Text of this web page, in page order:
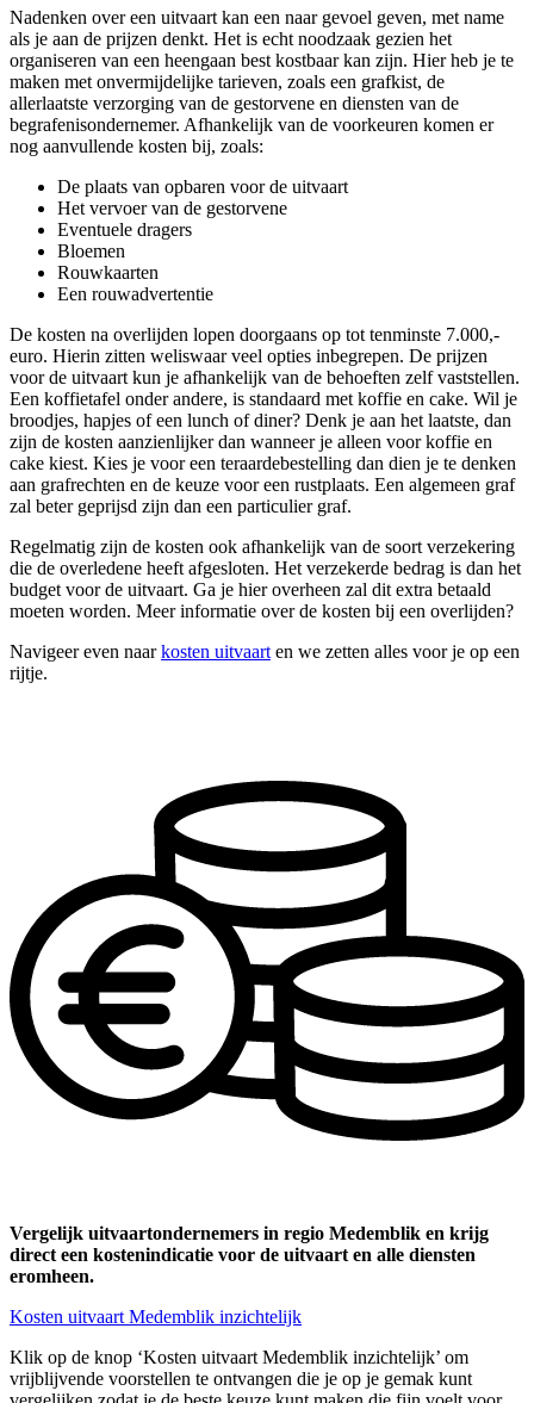
Nadenken over een uitvaart kan een naar gevoel geven, met name
als je aan de prijzen denkt. Het is echt noodzaak gezien het
organiseren van een heengaan best kostbaar kan zijn. Hier heb je te
maken met onvermijdelijke tarieven, zoals een grafkist, de
allerlaatste verzorging van de gestorvene en diensten van de
begrafenisondernemer. Afhankelijk van de voorkeuren komen er
nog aanvullende kosten bij, zoals:
De plaats van opbaren voor de uitvaart
Het vervoer van de gestorvene
Eventuele dragers
Bloemen
Rouwkaarten
Een rouwadvertentie
De kosten na overlijden lopen doorgaans op tot tenminste 7.000,-
euro. Hierin zitten weliswaar veel opties inbegrepen. De prijzen
voor de uitvaart kun je afhankelijk van de behoeften zelf vaststellen.
Een koffietafel onder andere, is standaard met koffie en cake. Wil je
broodjes, hapjes of een lunch of diner? Denk je aan het laatste, dan
zijn de kosten aanzienlijker dan wanneer je alleen voor koffie en
cake kiest. Kies je voor een teraardebestelling dan dien je te denken
aan grafrechten en de keuze voor een rustplaats. Een algemeen graf
zal beter geprijsd zijn dan een particulier graf.
Regelmatig zijn de kosten ook afhankelijk van de soort verzekering
die de overledene heeft afgesloten. Het verzekerde bedrag is dan het
budget voor de uitvaart. Ga je hier overheen zal dit extra betaald
moeten worden. Meer informatie over de kosten bij een overlijden?
Navigeer even naarkosten uitvaart en we zetten alles voor je op een
rijtje.
Vergelijk uitvaartondernemers in regio Medemblik en krijg
direct een kostenindicatie voor de uitvaart en alle diensten
eromheen.
Kosten uitvaart Medemblik inzichtelijk
Klik op de knop ‘Kosten uitvaart Medemblik inzichtelijk’ om
vrijblijvende voorstellen te ontvangen die je op je gemak kunt